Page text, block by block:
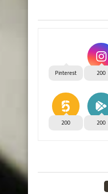
200
Pinterest
200
200